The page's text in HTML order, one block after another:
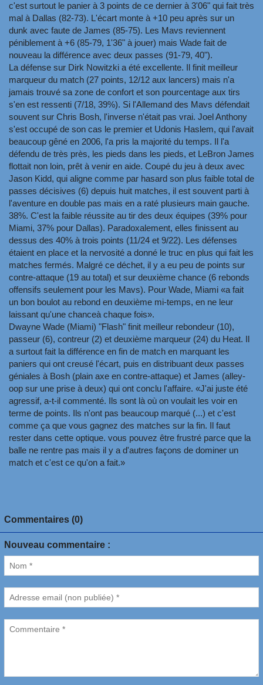
c'est surtout le panier à 3 points de ce dernier à 3'06" qui fait très
mal à Dallas (82-73). L'écart monte à +10 peu après sur un
dunk avec faute de James (85-75). Les Mavs reviennent
péniblement à +6 (85-79, 1'36" à jouer) mais Wade fait de
nouveau la différence avec deux passes (91-79, 40").
La défense sur Dirk Nowitzki a été excellente. Il finit meilleur
marqueur du match (27 points, 12/12 aux lancers) mais n'a
jamais trouvé sa zone de confort et son pourcentage aux tirs
s'en est ressenti (7/18, 39%). Si l'Allemand des Mavs défendait
souvent sur Chris Bosh, l'inverse n'était pas vrai. Joel Anthony
s'est occupé de son cas le premier et Udonis Haslem, qui l'avait
beaucoup gêné en 2006, l'a pris la majorité du temps. Il l'a
défendu de très près, les pieds dans les pieds, et LeBron James
flottait non loin, prêt à venir en aide. Coupé du jeu à deux avec
Jason Kidd, qui aligne comme par hasard son plus faible total de
passes décisives (6) depuis huit matches, il est souvent parti à
l'aventure en double pas mais en a raté plusieurs main gauche.
38%. C'est la faible réussite au tir des deux équipes (39% pour
Miami, 37% pour Dallas). Paradoxalement, elles finissent au
dessus des 40% à trois points (11/24 et 9/22). Les défenses
étaient en place et la nervosité a donné le truc en plus qui fait les
matches fermés. Malgré ce déchet, il y a eu peu de points sur
contre-attaque (19 au total) et sur deuxième chance (6 rebonds
offensifs seulement pour les Mavs). Pour Wade, Miami «a fait
un bon boulot au rebond en deuxième mi-temps, en ne leur
laissant qu'une chanceà chaque fois».
Dwayne Wade (Miami) "Flash" finit meilleur rebondeur (10),
passeur (6), contreur (2) et deuxième marqueur (24) du Heat. Il
a surtout fait la différence en fin de match en marquant les
paniers qui ont creusé l'écart, puis en distribuant deux passes
géniales à Bosh (plain axe en contre-attaque) et James (alley-
oop sur une prise à deux) qui ont conclu l'affaire. «J'ai juste été
agressif, a-t-il commenté. Ils sont là où on voulait les voir en
terme de points. Ils n'ont pas beaucoup marqué (...) et c'est
comme ça que vous gagnez des matches sur la fin. Il faut
rester dans cette optique. vous pouvez être frustré parce que la
balle ne rentre pas mais il y a d'autres façons de dominer un
match et c'est ce qu'on a fait.»
Commentaires (0)
Nouveau commentaire :